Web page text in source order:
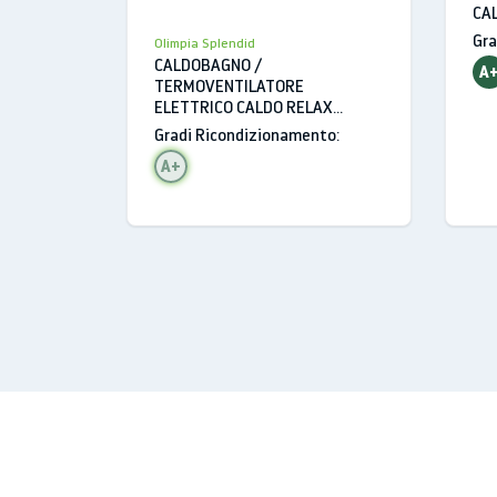
Olimpia Splendid
CALDOBAGNO /
TERMOVENTILATORE
ELETTRICO CALDO RELAX
OLIMPIA SPLENDID 2000W TRE
MODALITA' D'USO BIANCO / BLU
Gradi Ricondizionamento:
A+
A+